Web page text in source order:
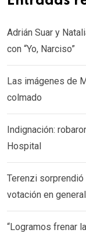
Adrián Suar y
con “Yo, Narciso”
Las imágenes de
colmado
Indignación:
Hospital
Terenzi
votación en general
“Logramos frenar